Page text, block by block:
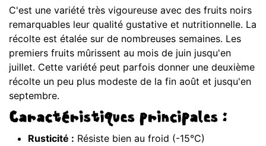
C'est une variété très vigoureuse avec des fruits noirs
remarquables leur qualité gustative et nutritionnelle. La
récolte est étalée sur de nombreuses semaines. Les
premiers fruits mûrissent au mois de juin jusqu'en
juillet. Cette variété peut parfois donner une deuxième
récolte un peu plus modeste de la fin août et jusqu'en
septembre.
Caractéristiques principales :
Rusticité : Résiste bien au froid (-15°C)